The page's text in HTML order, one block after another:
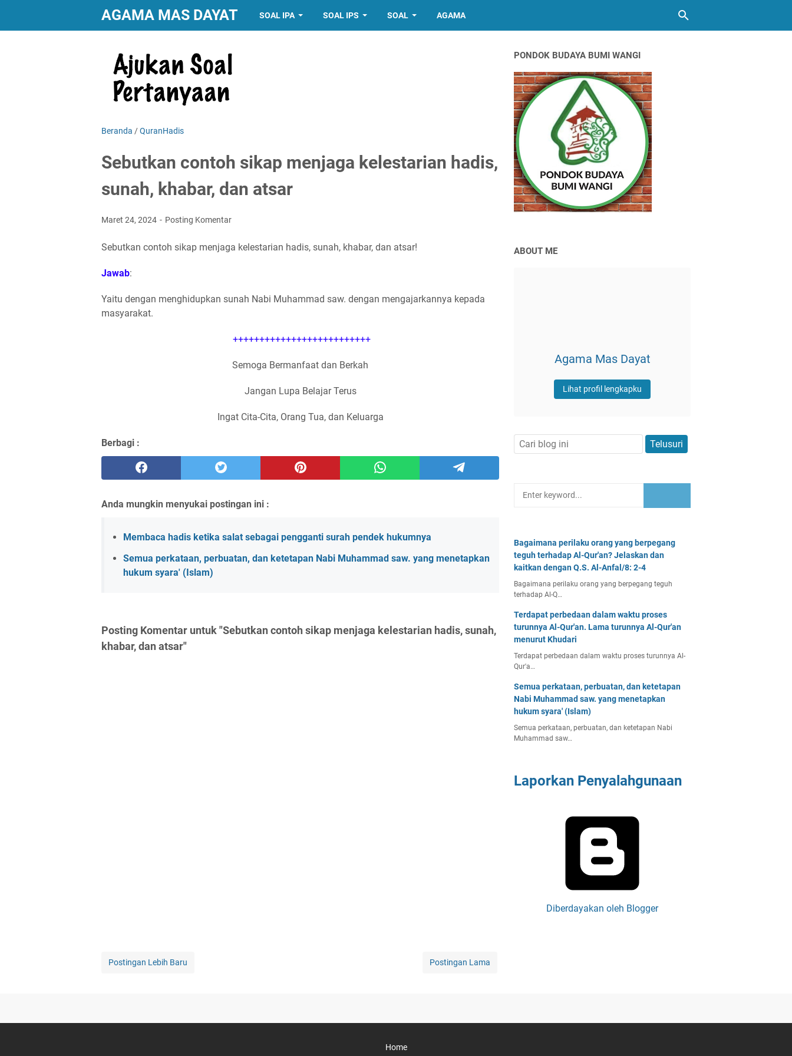
AGAMA MAS DAYAT SOAL IPA SOAL IPS SOAL AGAMA
Beranda /QuranHadis
Sebutkan contoh sikap menjaga kelestarian hadis,
sunah, khabar, dan atsar
Maret 24, 2024 Posting Komentar
Sebutkan contoh sikap menjaga kelestarian hadis, sunah, khabar, dan atsar!
Jawab:
Yaitu dengan menghidupkan sunah Nabi Muhammad saw. dengan mengajarkannya kepada
masyarakat.
++++++++++++++++++++++++++
Semoga Bermanfaat dan Berkah
Jangan Lupa Belajar Terus
Ingat Cita-Cita, Orang Tua, dan Keluarga
Berbagi :
Anda mungkin menyukai postingan ini :
Membaca hadis ketika salat sebagai pengganti surah pendek hukumnya
Semua perkataan, perbuatan, dan ketetapan Nabi Muhammad saw. yang menetapkan
hukum syara' (Islam)
Posting Komentar untuk "Sebutkan contoh sikap menjaga kelestarian hadis, sunah,
khabar, dan atsar"
Postingan Lebih Baru Postingan Lama
PONDOK BUDAYA BUMI WANGI
ABOUT ME
Agama Mas Dayat
Lihat profil lengkapku
Bagaimana perilaku orang yang berpegang
teguh terhadap Al-Qur'an? Jelaskan dan
kaitkan dengan Q.S. Al-Anfal/8: 2-4
Bagaimana perilaku orang yang berpegang teguh
terhadap Al-Q…
Terdapat perbedaan dalam waktu proses
turunnya Al-Qur'an. Lama turunnya Al-Qur'an
menurut Khudari
Terdapat perbedaan dalam waktu proses turunnya Al-
Qur'a…
Semua perkataan, perbuatan, dan ketetapan
Nabi Muhammad saw. yang menetapkan
hukum syara' (Islam)
Semua perkataan, perbuatan, dan ketetapan Nabi
Muhammad saw…
Laporkan Penyalahgunaan
Diberdayakan oleh Blogger
Home